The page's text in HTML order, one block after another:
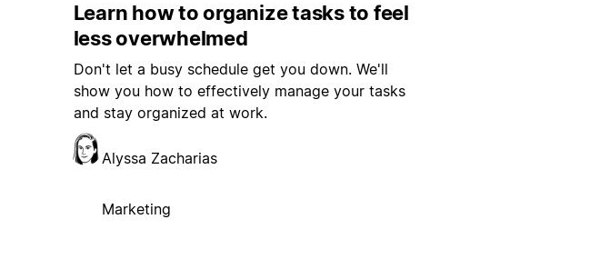
Learn how to organize tasks to feel
less overwhelmed
Don't let a busy schedule get you down. We'll
show you how to effectively manage your tasks
and stay organized at work.
Alyssa Zacharias
Marketing